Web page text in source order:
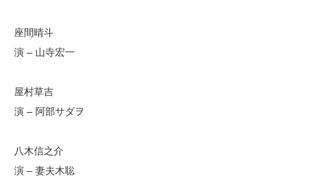
座間晴斗
演 – 山寺宏一
屋村草吉
演 – 阿部サダヲ
八木信之介
演 – 妻夫木聡